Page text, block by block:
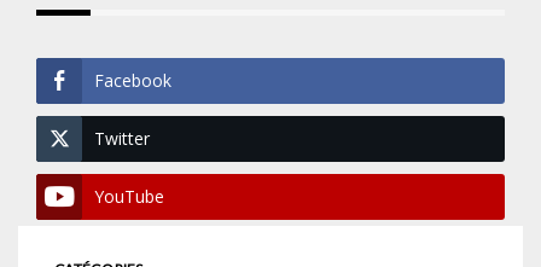
Facebook
Twitter
YouTube